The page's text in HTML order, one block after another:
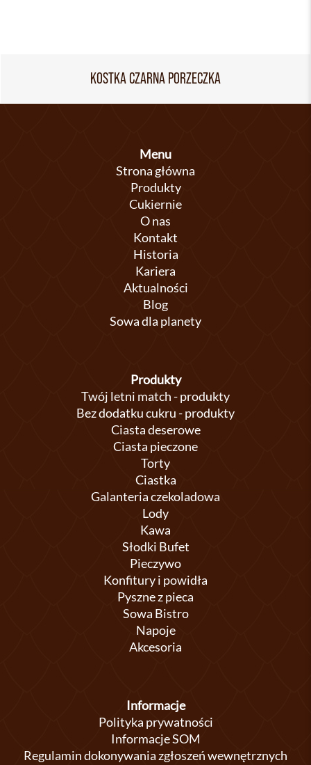
KOSTKA CZARNA PORZECZKA
Menu
Strona główna
Produkty
Cukiernie
O nas
Kontakt
Historia
Kariera
Aktualności
Blog
Sowa dla planety
Produkty
Twój letni match - produkty
Bez dodatku cukru - produkty
Ciasta deserowe
Ciasta pieczone
Torty
Ciastka
Galanteria czekoladowa
Lody
Kawa
Słodki Bufet
Pieczywo
Konfitury i powidła
Pyszne z pieca
Sowa Bistro
Napoje
Akcesoria
Informacje
Polityka prywatności
Informacje SOM
Regulamin dokonywania zgłoszeń wewnętrznych